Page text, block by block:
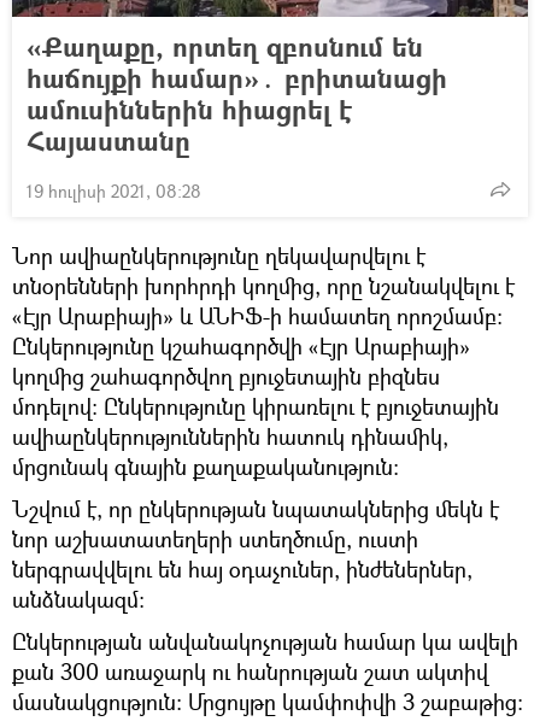
«Քաղաքը, որտեղ զբոսնում են
հաճույքի համար»․ բրիտանացի
ամուսիններին հիացրել է
Հայաստանը
19 հուլիսի 2021, 08:28
Նոր ավիաընկերությունը ղեկավարվելու է
տնօրենների խորհրդի կողմից, որը նշանակվելու է
«Էյր Արաբիայի» և ԱՆԻՖ-ի համատեղ որոշմամբ։
Ընկերությունը կշահագործվի «Էյր Արաբիայի»
կողմից շահագործվող բյուջետային բիզնես
մոդելով: Ընկերությունը կիրառելու է բյուջետային
ավիաընկերություններին հատուկ դինամիկ,
մրցունակ գնային քաղաքականություն։
Նշվում է, որ ընկերության նպատակներից մեկն է
նոր աշխատատեղերի ստեղծումը, ուստի
ներգրավվելու են հայ օդաչուներ, ինժեներներ,
անձնակազմ։
Ընկերության անվանակոչության համար կա ավելի
քան 300 առաջարկ ու հանրության շատ ակտիվ
մասնակցություն։ Մրցույթը կամփոփվի 3 շաբաթից։